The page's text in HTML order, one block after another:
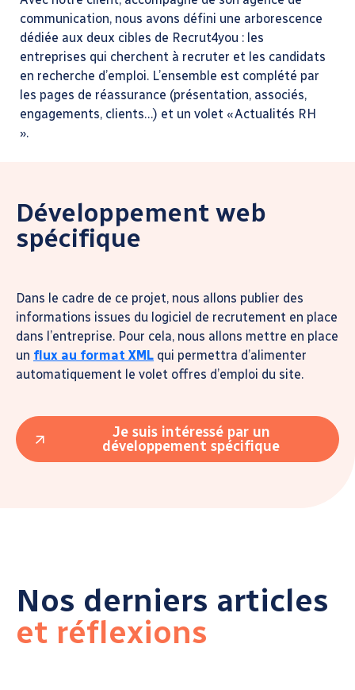
communication, nous avons défini une arborescence
dédiée aux deux cibles de Recrut4you : les
entreprises qui cherchent à recruter et les candidats
en recherche d’emploi. L’ensemble est complété par
les pages de réassurance (présentation, associés,
engagements, clients…) et un volet « Actualités RH
».
Développement web
spécifique
Dans le cadre de ce projet, nous allons publier des
informations issues du logiciel de recrutement en place
dans l’entreprise. Pour cela, nous allons mettre en place
un flux au format XML qui permettra d’alimenter
automatiquement le volet offres d’emploi du site.
Je suis intéressé par un
développement spécifique
Nos derniers articles
et réflexions